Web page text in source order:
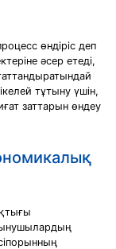
өндіріс деп
әсер етеді,
тұтыну үшін,
заттарын өндеу